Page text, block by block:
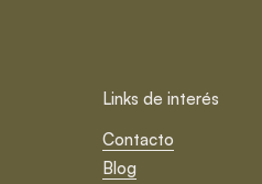
Links de interés
Contacto
Blog